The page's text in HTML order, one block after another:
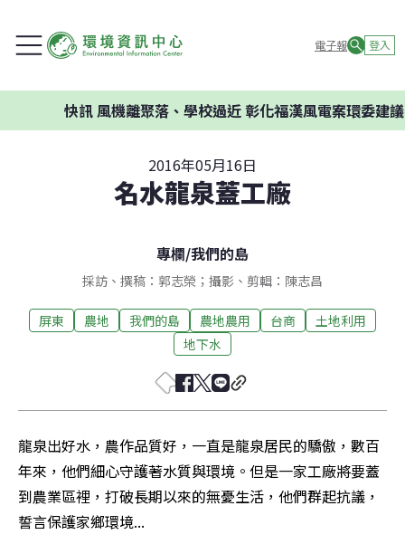
電子報 登入
風機離聚落、學校過近 彰化福漢風電案環委建議不應
2016年05月16日
名水龍泉蓋工廠
專欄/我們的島
採訪、撰稿：郭志榮；攝影、剪輯：陳志昌
屏東 農地 我們的島 農地農用 台商
土地利用
地下水
龍泉出好水，農作品質好，一直是龍泉居民的驕傲，數百
年來，他們細心守護著水質與環境。但是一家工廠將要蓋
到農業區裡，打破長期以來的無憂生活，他們群起抗議，
誓言保護家鄉環境...